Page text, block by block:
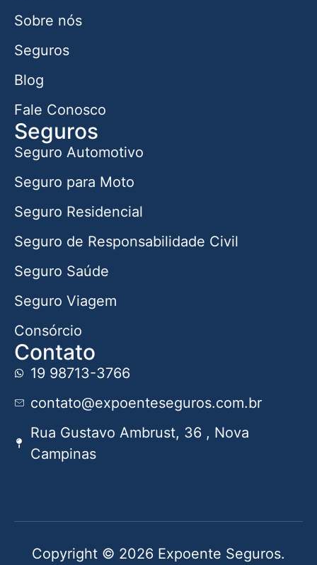
Sobre nós
Seguros
Blog
Fale Conosco
Seguros
Seguro Automotivo
Seguro para Moto
Seguro Residencial
Seguro de Responsabilidade Civil
Seguro Saúde
Seguro Viagem
Consórcio
Contato
19 98713-3766
contato@expoenteseguros.com.br
Rua Gustavo Ambrust, 36 , Nova
Campinas
Copyright © 2026 Expoente Seguros.